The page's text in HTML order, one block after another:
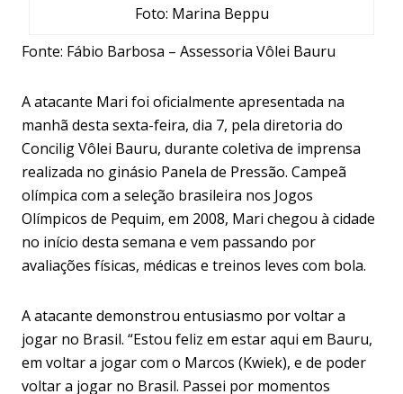
Foto: Marina Beppu
Fonte: Fábio Barbosa – Assessoria Vôlei Bauru
A atacante Mari foi oficialmente apresentada na
manhã desta sexta-feira, dia 7, pela diretoria do
Concilig Vôlei Bauru, durante coletiva de imprensa
realizada no ginásio Panela de Pressão. Campeã
olímpica com a seleção brasileira nos Jogos
Olímpicos de Pequim, em 2008, Mari chegou à cidade
no início desta semana e vem passando por
avaliações físicas, médicas e treinos leves com bola.
A atacante demonstrou entusiasmo por voltar a
jogar no Brasil. “Estou feliz em estar aqui em Bauru,
em voltar a jogar com o Marcos (Kwiek), e de poder
voltar a jogar no Brasil. Passei por momentos